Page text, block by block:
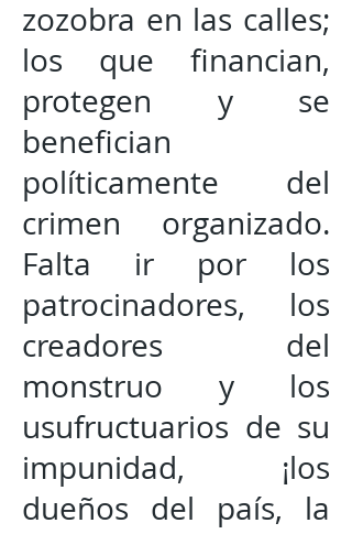
zozobra en las calles;
los que financian,
protegen y se
benefician
políticamente del
crimen organizado.
Falta ir por los
patrocinadores, los
creadores del
monstruo y los
usufructuarios de su
impunidad, ¡los
dueños del país, la